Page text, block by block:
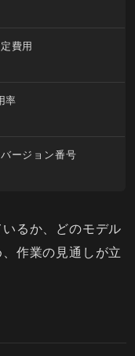
費用
率
ージョン番号
るか、どのモデル
作業の見通しが立